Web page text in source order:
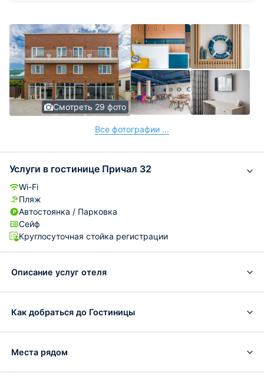
Смотреть 29 фото
Все фотографии ...
Услуги в гостинице Причал 32
Wi-Fi
Пляж
Автостоянка / Парковка
Сейф
Круглосуточная стойка регистрации
Описание услуг отеля
Как добраться до Гостиницы
Места рядом